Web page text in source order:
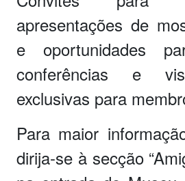
apresentações de
e oportunidades
conferências e
exclusivas para
Para maior
dirija-se à secção